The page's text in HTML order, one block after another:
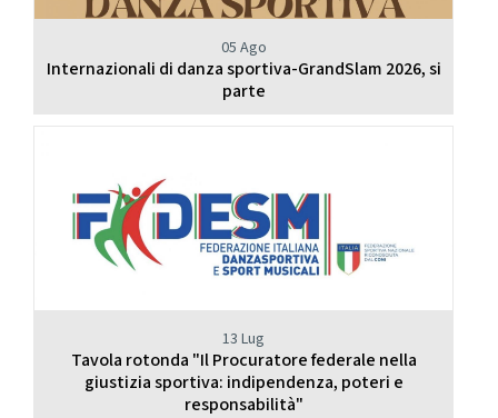
05 Ago
Internazionali di danza sportiva-GrandSlam 2026, si
parte
13 Lug
Tavola rotonda "Il Procuratore federale nella
giustizia sportiva: indipendenza, poteri e
responsabilità"